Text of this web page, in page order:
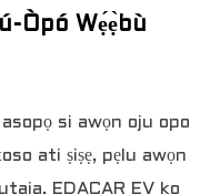
Òpó Wẹ́ẹ̀bù
si awọn oju opo
ati ṣiṣẹ, pẹlu awọn
EDACAR EV ko